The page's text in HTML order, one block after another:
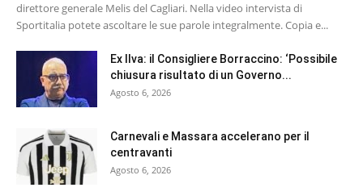
direttore generale Melis del Cagliari. Nella video intervista di
Sportitalia potete ascoltare le sue parole integralmente. Copia e...
Ex Ilva: il Consigliere Borraccino: ‘Possibile
chiusura risultato di un Governo...
Agosto 6, 2026
Carnevali e Massara accelerano per il
centravanti
Agosto 6, 2026